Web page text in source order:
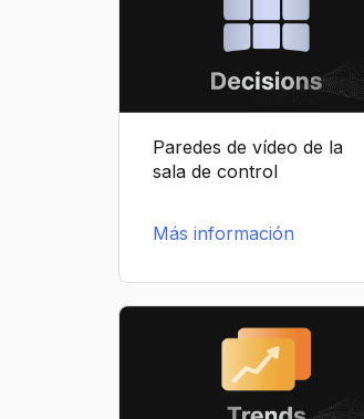
Paredes de vídeo de la
sala de control
Más información